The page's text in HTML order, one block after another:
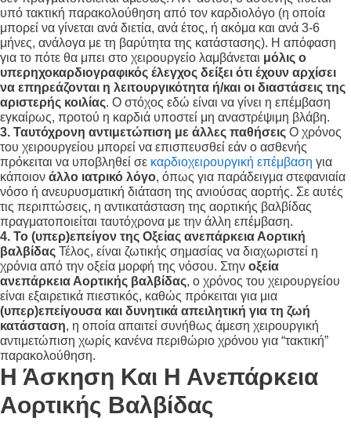
υπό τακτική παρακολούθηση από τον καρδιολόγο (η οποία
μπορεί να γίνεται ανά διετία, ανά έτος, ή ακόμα και ανά 3-6
μήνες, ανάλογα με τη βαρύτητα της κατάστασης). Η απόφαση
για το πότε θα μπει στο χειρουργείο λαμβάνεται μόλις ο
υπερηχοκαρδιογραφικός έλεγχος δείξει ότι έχουν αρχίσει
να επηρεάζονται η λειτουργικότητα ή/και οι διαστάσεις της
αριστερής κοιλίας. Ο στόχος εδώ είναι να γίνει η επέμβαση
εγκαίρως, προτού η καρδιά υποστεί μη αναστρέψιμη βλάβη.
3. Ταυτόχρονη αντιμετώπιση με άλλες παθήσεις Ο χρόνος
του χειρουργείου μπορεί να επισπευσθεί εάν ο ασθενής
πρόκειται να υποβληθεί σε καρδιοχειρουργική επέμβαση για
κάποιον άλλο ιατρικό λόγο, όπως για παράδειγμα στεφανιαία
νόσο ή ανευρυσματική διάταση της ανιούσας αορτής. Σε αυτές
τις περιπτώσεις, η αντικατάσταση της αορτικής βαλβίδας
πραγματοποιείται ταυτόχρονα με την άλλη επέμβαση.
4. Το (υπερ)επείγον της Οξείας ανεπάρκεια Αορτική
βαλβίδας Τέλος, είναι ζωτικής σημασίας να διαχωριστεί η
χρόνια από την οξεία μορφή της νόσου. Στην οξεία
ανεπάρκεια Αορτικής βαλβίδας, ο χρόνος του χειρουργείου
είναι εξαιρετικά πιεστικός, καθώς πρόκειται για μια
(υπερ)επείγουσα και δυνητικά απειλητική για τη ζωή
κατάσταση, η οποία απαιτεί συνήθως άμεση χειρουργική
αντιμετώπιση χωρίς κανένα περιθώριο χρόνου για “τακτική”
παρακολούθηση.
Η Άσκηση Και Η Ανεπάρκεια
Αορτικής Βαλβίδας